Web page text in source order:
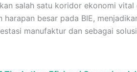
salah satu koridor ekonomi vital
harapan besar pada BIE,
manufaktur dan sebagai